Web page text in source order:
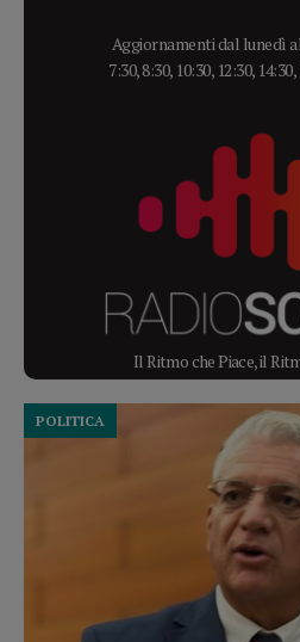
Aggiornamenti dal lunedì
7:30, 8:30, 10:30, 12:30,
Il Ritmo che Piace, il
POLITICA